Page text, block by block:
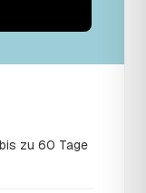
zu 60 Tage